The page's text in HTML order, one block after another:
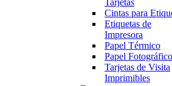
Tarjetas
Cintas para
Etiquetas de
Impresora
Papel Térmico
Papel Fotográfico
Tarjetas de Visita
Imprimibles